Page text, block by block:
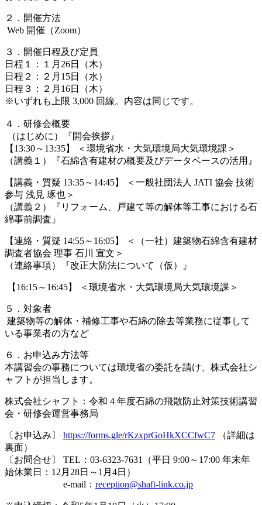
２．開催方法
Web 開催（Zoom）
３．開催日程及び定員
日程１：１月26日（木）
日程２：２月15日（水）
日程３：２月16日（木）
※いずれも上限 3,000 回線。内容は同じです。
４．研修会概要
（はじめに）『開会挨拶』
【13:30～13:35】 ＜環境省水・大気環境局大気環境課＞
（講義１）『石綿含有建材の概要及びデータベースの活用』
【講義・質疑 13:35～14:45】 ＜一般社団法人 JATI 協会 技術
参与 浅見 琢也＞
（講義２）『リフォーム、戸建て等の解体等工事における石
綿事前調査』
【連絡・質疑 14:55～16:05】 ＜（一社）建築物石綿含有建材
調査者協会 理事 石川 宣文＞
（連絡事項）『改正大防法について（仮）』
【16:15～16:45】 ＜環境省水・大気環境局大気環境課＞
５．対象者
建築物等の解体・補修工事や石綿の除去等業務に従事して
いる事業者の方など
６．お申込み方法等
本講習会の事務については環境省の委託を請け、株式会社シ
ャフトが担当します。
株式会社シャフト：令和 4 年度石綿の飛散防止対策技術講習
会・研修会運営事務局
〔お申込み〕 https://forms.gle/rKzxprGoHkXCCfwC7 （詳細は
裏面）
〔お問合せ〕 TEL：03-6323-7631（平日 9:00～17:00 年末年
始休業日：12月28日～1月4日）
e-mail： reception@shaft-link.co.jp